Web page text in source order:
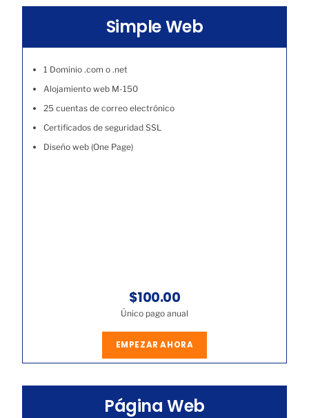
Simple Web
1 Dominio .com o .net
Alojamiento web M-150
25 cuentas de correo electrónico
Certificados de seguridad SSL
Diseño web (One Page)
$100.00
Único pago anual
EMPEZAR AHORA
Página Web